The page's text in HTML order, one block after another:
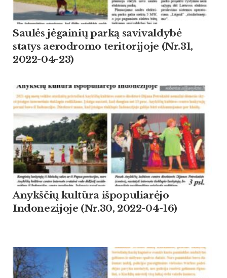
Saulės jėgainių parką savivaldybė
statys aerodromo teritorijoje (Nr.31,
2022-04-23)
Anykščių kultūra išpopuliarėjo
Indonezijoje (Nr.30, 2022-04-16)